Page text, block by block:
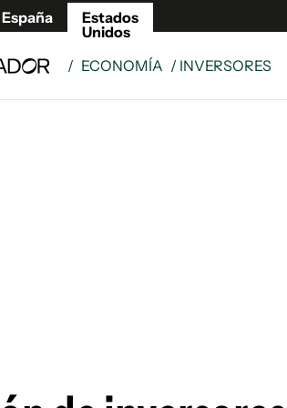
España
Estados
Unidos
/ ECONOMÍA / INVERSORES